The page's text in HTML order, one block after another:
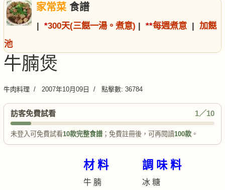
家常菜食譜
| *300天(三餸一湯。煮意) | **每週煮意 | 加餸
池
牛腩煲
牛肉料理 2007年10月09日 點擊數: 36784
訪客免費試看 1／10
未登入可免費試看10款完整食譜 ；免費註冊後，可再閱讀100款 。
材 料
牛 腩
調 味 料
冰 糖